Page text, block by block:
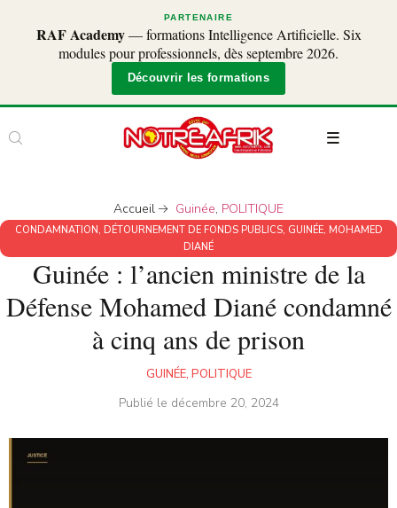
PARTENAIRE
RAF Academy— formations Intelligence Artificielle. Six
modules pour professionnels, dès septembre 2026.
Découvrir les formations
Accueil Guinée, POLITIQUE
CONDAMNATION, DÉTOURNEMENT DE FONDS PUBLICS, GUINÉE, MOHAMED
DIANÉ
Guinée : l’ancien ministre de la
Défense Mohamed Diané condamné
à cinq ans de prison
GUINÉE, POLITIQUE
Publié le décembre 20, 2024